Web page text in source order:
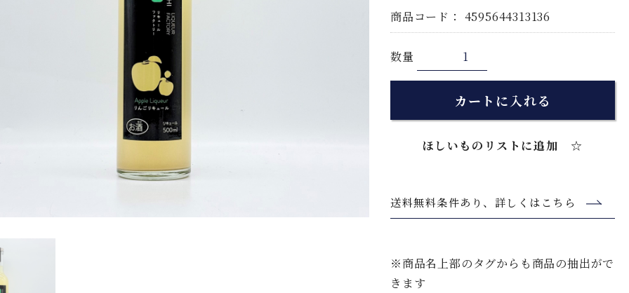
商品コード： 4595644313136
数量
カートに入れる
ほしいものリストに追加 ☆
送料無料条件あり、詳しくはこちら
※商品名上部のタグからも商品の抽出がで
きます